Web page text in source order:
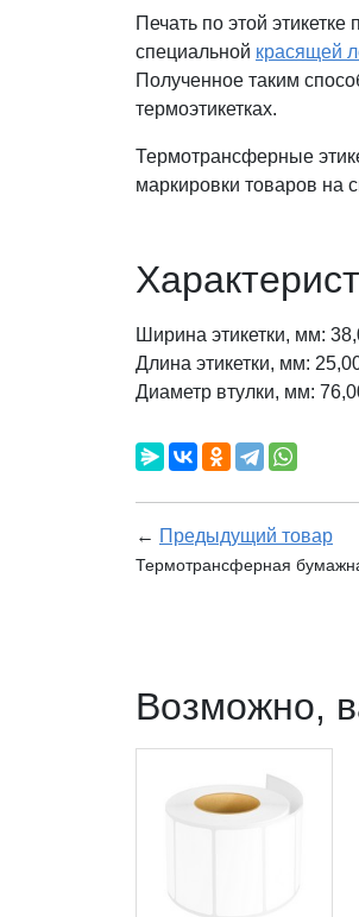
Печать по этой
специальной красящей
Полученное таким
термоэтикетках.
Термотрансферные
маркировки товаров на
Ширина этикетки, мм:
Длина этикетки, мм:
Диаметр втулки, мм:
← Предыдущий товар
Термотрансферная
Возможно,